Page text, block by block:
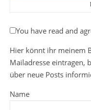
You have read and
Hier könnt ihr meinem
Mailadresse eintragen,
über neue Posts
Name